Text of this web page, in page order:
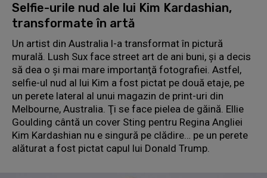
Selfie-urile nud ale lui Kim Kardashian,
transformate în artă
Un artist din Australia l-a transformat în pictură
murală. Lush Sux face street art de ani buni, şi a decis
să dea o şi mai mare importanţă fotografiei. Astfel,
selfie-ul nud al lui Kim a fost pictat pe două etaje, pe
un perete lateral al unui magazin de print-uri din
Melbourne, Australia. Ţi se face pielea de găină. Ellie
Goulding cântă un cover Sting pentru Regina Angliei
Kim Kardashian nu e singură pe clădire… pe un perete
alăturat a fost pictat capul lui Donald Trump.